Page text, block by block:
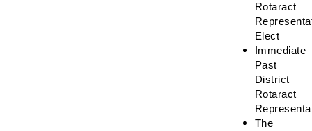
Rotaract
Elect
Immediate
Past
District
Rotaract
The